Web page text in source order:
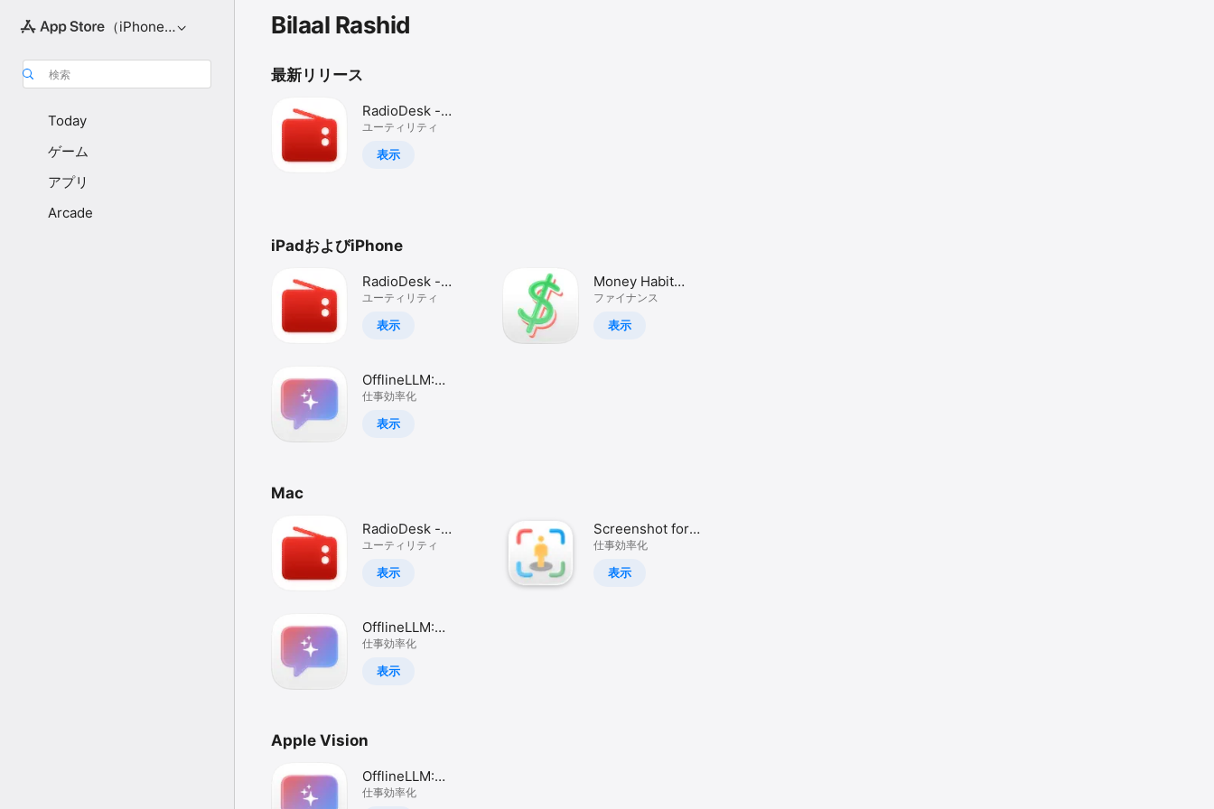
（iPhone向け）
検索
Today
ゲーム
アプリ
Arcade
Bilaal Rashid
最新リリース
RadioDesk -
Show Planner
ユーティリティ
表示
iPadおよびiPhone
RadioDesk -
Show Planner
ユーティリティ
表示
OfflineLLM:
Private AI Chat
仕事効率化
表示
Money Habit
Tracker: How
Much?
ファイナンス
表示
Mac
RadioDesk -
Show Planner
ユーティリティ
表示
OfflineLLM:
Private AI Chat
仕事効率化
表示
Screenshot for
Street View
仕事効率化
表示
Apple Vision
OfflineLLM:
Private AI Chat
仕事効率化